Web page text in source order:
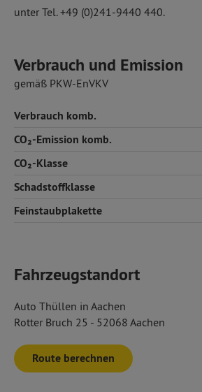
unter Tel. +49 (0)241-9440 440.
Verbrauch und Emission
gemäß PKW-EnVKV
Verbrauch komb.
CO₂-Emission komb.
CO₂-Klasse
Schadstoffklasse
Feinstaubplakette
Fahrzeugstandort
Auto Thüllen in Aachen
Rotter Bruch 25 - 52068 Aachen
Route berechnen